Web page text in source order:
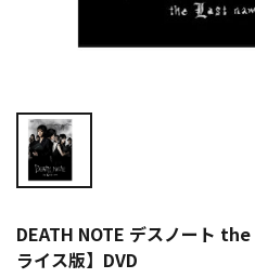
DEATH NOTE デスノート
ライス版】DVD